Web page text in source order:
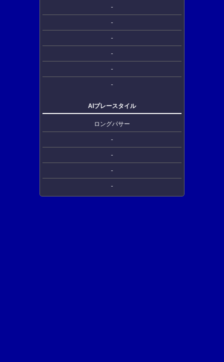
-
-
-
-
-
-
AIプレースタイル
ロングパサー
-
-
-
-